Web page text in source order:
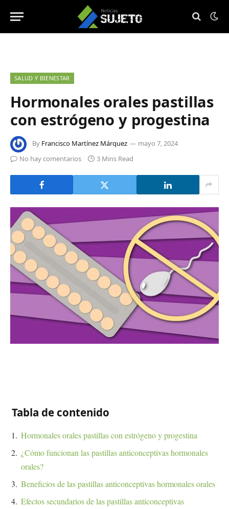
SALUD Y BIENESTAR
Hormonales orales pastillas
con estrógeno y progestina
By Francisco Martínez Márquez
mayo 7, 2024
No hay comentarios
3 Mins Read
Tabla de contenido
Hormonales orales pastillas con estrógeno y progestina
¿Cómo funcionan las pastillas anticonceptivas hormonales
orales?
Beneficios de las pastillas anticonceptivas hormonales orales
Efectos secundarios de las pastillas anticonceptivas